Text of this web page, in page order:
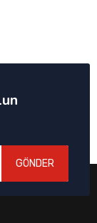
GÖNDER